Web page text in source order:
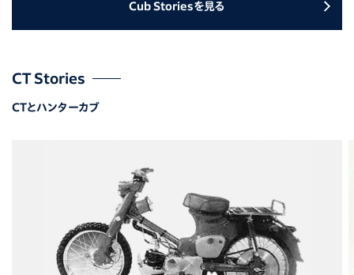
Cub Storiesを見る
CT Stories
CTとハンターカブ